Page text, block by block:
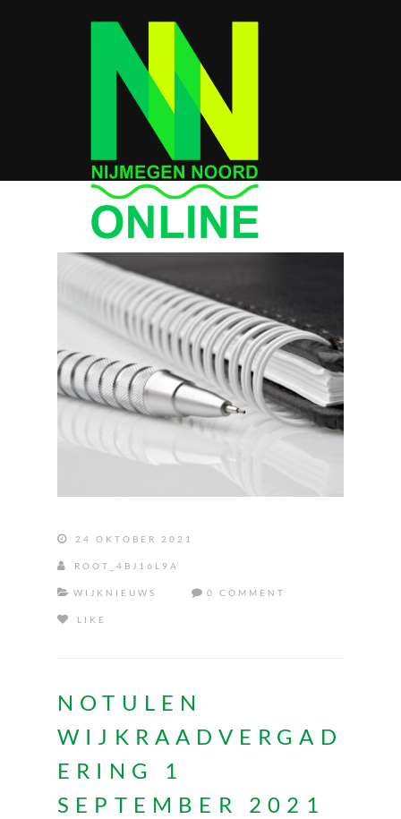
24 OKTOBER 2021
ROOT_4BJ16L9A
WIJKNIEUWS 0 COMMENT
LIKE
NOTULEN
WIJKRAADVERGAD
ERING 1
SEPTEMBER 2021